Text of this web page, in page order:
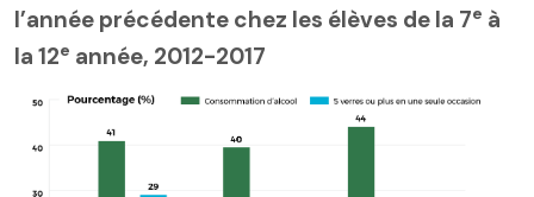
l’année précédente chez les élèves de la 7e à
la 12e année, 2012-2017